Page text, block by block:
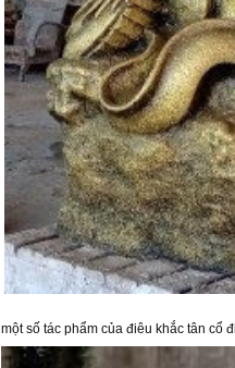
một số tác phẩm của điêu khắc tân cổ